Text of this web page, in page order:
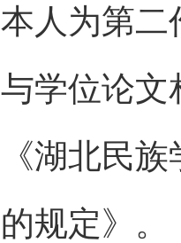
本人为第二
与学位论文
《湖北民
的规定》。